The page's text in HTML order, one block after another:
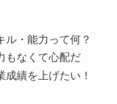
ル・能力って何？
もなくて心配だ
績を上げたい！